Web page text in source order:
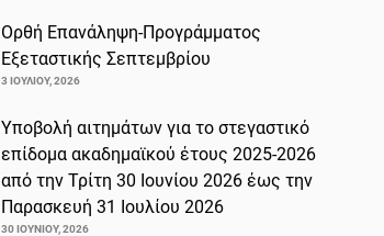
Ορθή Επανάληψη-Προγράμματος
Εξεταστικής Σεπτεμβρίου
3 ΙΟΥΛΊΟΥ, 2026
Υποβολή αιτημάτων για το στεγαστικό
επίδομα ακαδημαϊκού έτους 2025-2026
από την Τρίτη 30 Ιουνίου 2026 έως την
Παρασκευή 31 Ιουλίου 2026
30 ΙΟΥΝΊΟΥ, 2026